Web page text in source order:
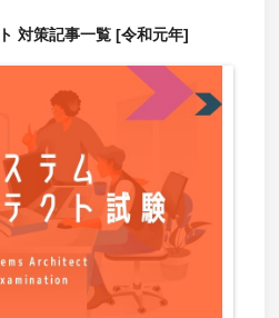
対策記事一覧 [令和元年]